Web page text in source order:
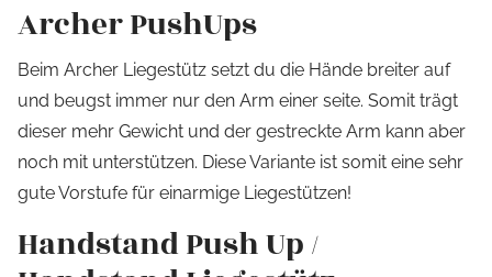
Archer PushUps
Beim Archer Liegestütz setzt du die Hände breiter auf
und beugst immer nur den Arm einer seite. Somit trägt
dieser mehr Gewicht und der gestreckte Arm kann aber
noch mit unterstützen. Diese Variante ist somit eine sehr
gute Vorstufe für einarmige Liegestützen!
Handstand Push Up /